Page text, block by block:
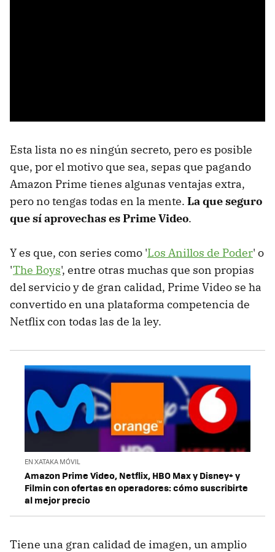
Esta lista no es ningún secreto, pero es posible
que, por el motivo que sea, sepas que pagando
Amazon Prime tienes algunas ventajas extra,
pero no tengas todas en la mente. La que seguro
que sí aprovechas es Prime Video.
Y es que, con series como 'Los Anillos de Poder' o
'The Boys', entre otras muchas que son propias
del servicio y de gran calidad, Prime Video se ha
convertido en una plataforma competencia de
Netflix con todas las de la ley.
EN XATAKA MÓVIL
Amazon Prime Video, Netflix, HBO Max y Disney+ y
Filmin con ofertas en operadores: cómo suscribirte
al mejor precio
Tiene una gran calidad de imagen, un amplio